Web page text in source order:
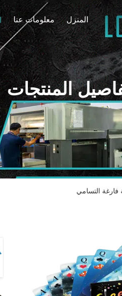
المنزل معلومات عنا
المنتجات
التسامي